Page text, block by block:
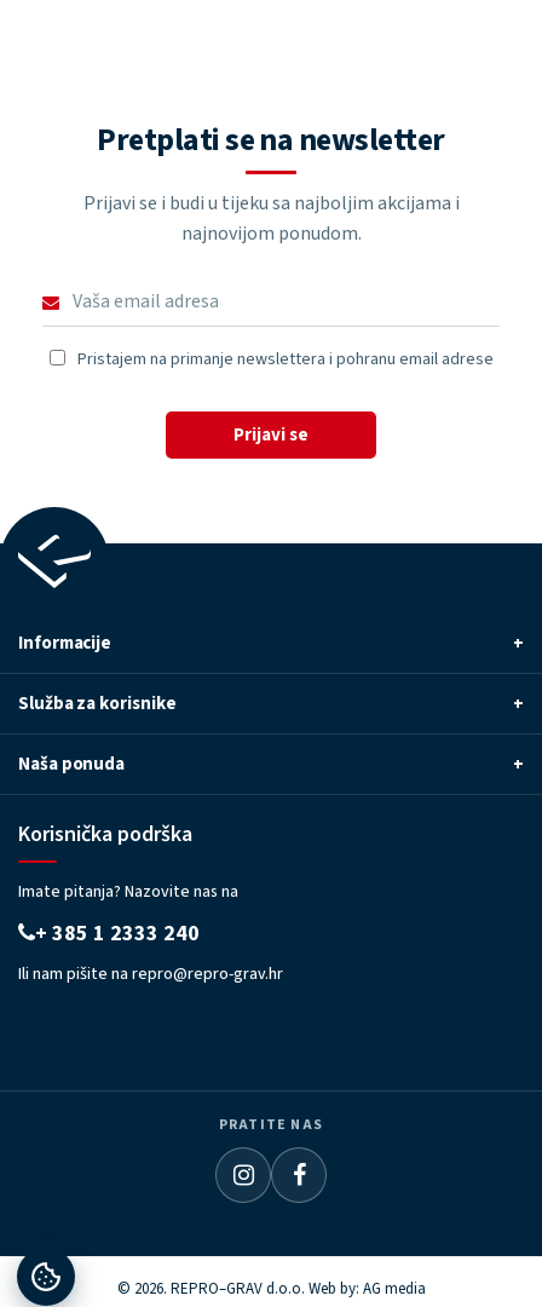
Pretplati se na newsletter
Prijavi se i budi u tijeku sa najboljim akcijama i
najnovijom ponudom.
Pristajem na primanje newslettera i pohranu email adrese
Prijavi se
Informacije +
Služba za korisnike +
Naša ponuda +
Korisnička podrška
Imate pitanja? Nazovite nas na
+ 385 1 2333 240
Ili nam pišite na repro@repro-grav.hr
PRATITE NAS
© 2026. REPRO–GRAV d.o.o. Web by: AG media